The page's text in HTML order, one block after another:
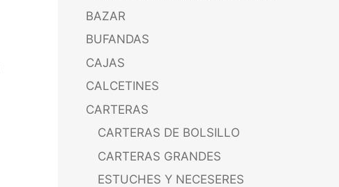
BAZAR
BUFANDAS
CAJAS
CALCETINES
CARTERAS
CARTERAS DE BOLSILLO
CARTERAS GRANDES
ESTUCHES Y NECESERES